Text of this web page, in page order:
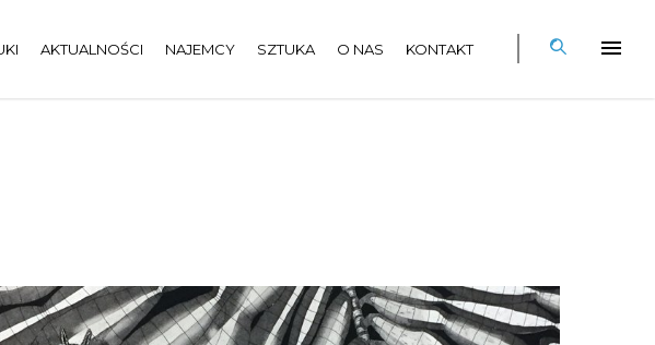
AKTUALNOŚCI NAJEMCY SZTUKA O NAS KONTAKT